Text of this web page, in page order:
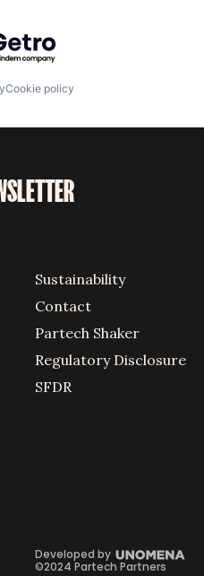
by Getro.com
Cookie policy
Sustainability
Contact
Partech Shaker
Regulatory Disclosure
SFDR
©2024 Partech Partners
Developed by